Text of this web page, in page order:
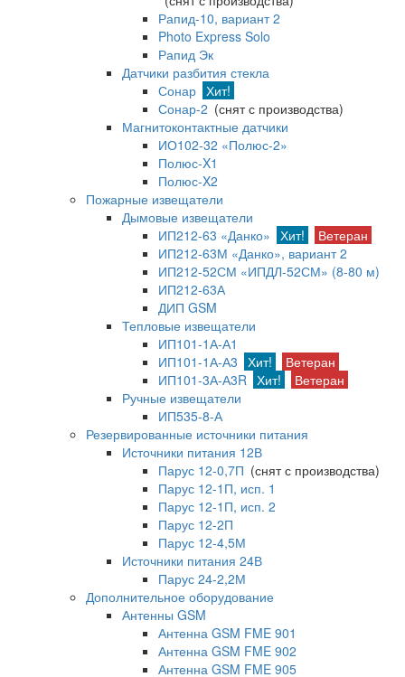
Рапид-10, вариант 2
Photo Express Solo
Рапид Эк
Датчики разбития стекла
Сонар Хит!
Сонар-2 (снят с производства)
Магнитоконтактные датчики
ИО102-32 «Полюс-2»
Полюс-X1
Полюс-X2
Пожарные извещатели
Дымовые извещатели
ИП212-63 «Данко» Хит!
Ветеран
ИП212-63М «Данко», вариант 2
ИП212-52СМ «ИПДЛ-52СМ» (8-80 м)
ИП212-63А
ДИП GSM
Тепловые извещатели
ИП101-1А-А1
ИП101-1А-А3 Хит!
Ветеран
ИП101-3А-А3R Хит!
Ветеран
Ручные извещатели
ИП535-8-А
Резервированные источники питания
Источники питания 12В
Парус 12-0,7П (снят с производства)
Парус 12-1П, исп. 1
Парус 12-1П, исп. 2
Парус 12-2П
Парус 12-4,5М
Источники питания 24В
Парус 24-2,2М
Дополнительное оборудование
Антенны GSM
Антенна GSM FME 901
Антенна GSM FME 902
Антенна GSM FME 905